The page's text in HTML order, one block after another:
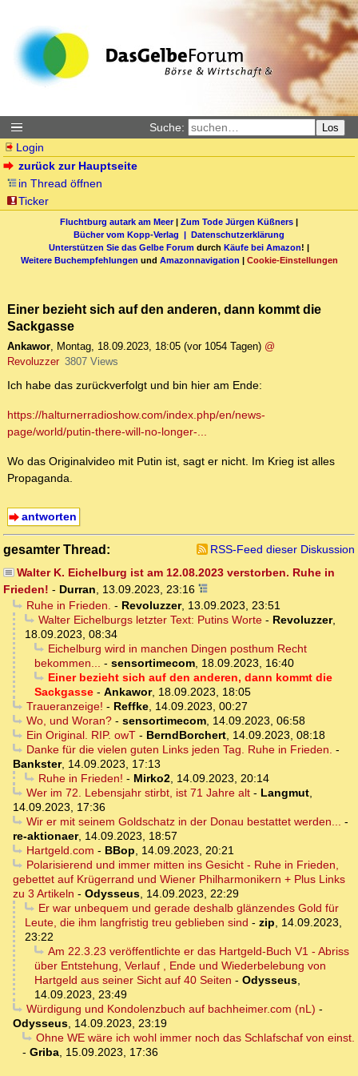
Suche: Los
Login
zurück zur Hauptseite
in Thread öffnen
Ticker
Fluchtburg autark am Meer| Zum Tode Jürgen Küßners |
Bücher vom Kopp-Verlag | Datenschutzerklärung
Unterstützen Sie das Gelbe Forum durch Käufe bei Amazon! |
Weitere Buchempfehlungen und Amazonnavigation | Cookie-Einstellungen
Einer bezieht sich auf den anderen, dann kommt die
Sackgasse
Ankawor, Montag, 18.09.2023, 18:05 (vor 1054 Tagen) @
Revoluzzer 3807 Views
Ich habe das zurückverfolgt und bin hier am Ende:
https://halturnerradioshow.com/index.php/en/news-
page/world/putin-there-will-no-longer-...
Wo das Originalvideo mit Putin ist, sagt er nicht. Im Krieg ist alles
Propaganda.
antworten
gesamter Thread:
RSS-Feed dieser Diskussion
Walter K. Eichelburg ist am 12.08.2023 verstorben. Ruhe in
Frieden! - Durran, 13.09.2023, 23:16
Ruhe in Frieden. - Revoluzzer, 13.09.2023, 23:51
Walter Eichelburgs letzter Text: Putins Worte- Revoluzzer,
18.09.2023, 08:34
Eichelburg wird in manchen Dingen posthum Recht
bekommen... - sensortimecom, 18.09.2023, 16:40
Einer bezieht sich auf den anderen, dann kommt die
Sackgasse - Ankawor, 18.09.2023, 18:05
Traueranzeige! - Reffke, 14.09.2023, 00:27
Wo, und Woran?- sensortimecom, 14.09.2023, 06:58
Ein Original. RIP. owT- BerndBorchert, 14.09.2023, 08:18
Danke für die vielen guten Links jeden Tag. Ruhe in Frieden. -
Bankster, 14.09.2023, 17:13
Ruhe in Frieden! - Mirko2, 14.09.2023, 20:14
Wer im 72. Lebensjahr stirbt, ist 71 Jahre alt- Langmut,
14.09.2023, 17:36
Wir er mit seinem Goldschatz in der Donau bestattet werden... -
re-aktionaer, 14.09.2023, 18:57
Hartgeld.com - BBop, 14.09.2023, 20:21
Polarisierend und immer mitten ins Gesicht - Ruhe in Frieden,
gebettet auf Krügerrand und Wiener Philharmonikern + Plus Links
zu 3 Artikeln - Odysseus, 14.09.2023, 22:29
Er war unbequem und gerade deshalb glänzendes Gold für
Leute, die ihm langfristig treu geblieben sind - zip, 14.09.2023,
23:22
Am 22.3.23 veröffentlichte er das Hartgeld-Buch V1 - Abriss
über Entstehung, Verlauf , Ende und Wiederbelebung von
Hartgeld aus seiner Sicht auf 40 Seiten - Odysseus,
14.09.2023, 23:49
Würdigung und Kondolenzbuch auf bachheimer.com (nL) -
Odysseus, 14.09.2023, 23:19
Ohne WE wäre ich wohl immer noch das Schlafschaf von einst.
- Griba, 15.09.2023, 17:36